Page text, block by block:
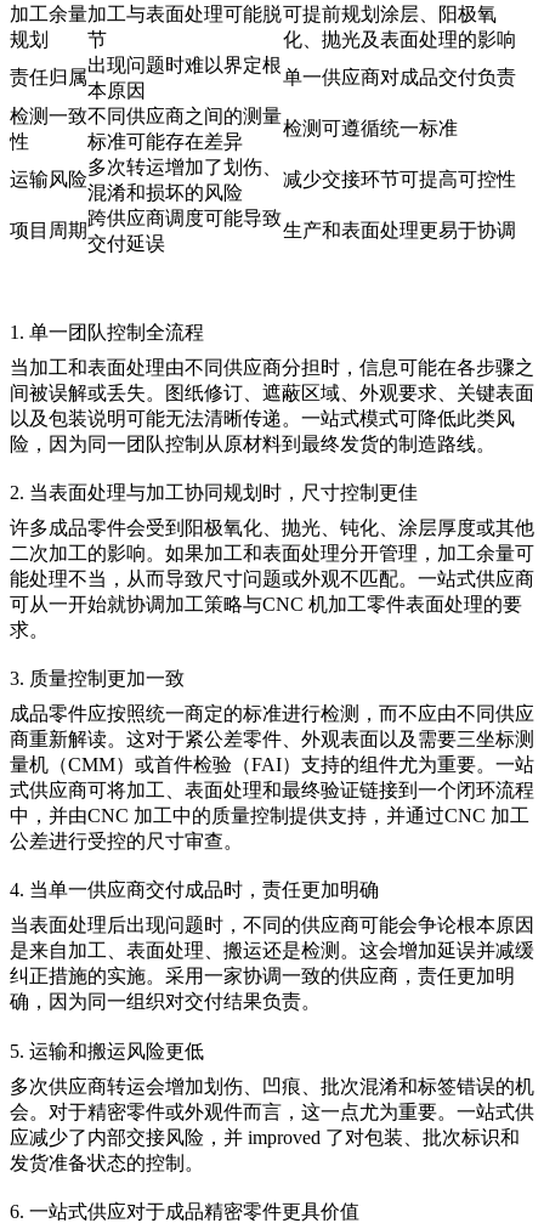
加工余量
规划
加工与表面处理可能脱
节
可提前规划涂层、阳极氧
化、抛光及表面处理的影响
责任归属
出现问题时难以界定根
本原因
单一供应商对成品交付负责
检测一致
性
不同供应商之间的测量
标准可能存在差异
检测可遵循统一标准
运输风险
多次转运增加了划伤、
混淆和损坏的风险
减少交接环节可提高可控性
项目周期
跨供应商调度可能导致
交付延误
生产和表面处理更易于协调
1. 单一团队控制全流程
当加工和表面处理由不同供应商分担时，信息可能在各步骤之
间被误解或丢失。图纸修订、遮蔽区域、外观要求、关键表面
以及包装说明可能无法清晰传递。一站式模式可降低此类风
险，因为同一团队控制从原材料到最终发货的制造路线。
2. 当表面处理与加工协同规划时，尺寸控制更佳
许多成品零件会受到阳极氧化、抛光、钝化、涂层厚度或其他
二次加工的影响。如果加工和表面处理分开管理，加工余量可
能处理不当，从而导致尺寸问题或外观不匹配。一站式供应商
可从一开始就协调加工策略与CNC 机加工零件表面处理的要
求。
3. 质量控制更加一致
成品零件应按照统一商定的标准进行检测，而不应由不同供应
商重新解读。这对于紧公差零件、外观表面以及需要三坐标测
量机（CMM）或首件检验（FAI）支持的组件尤为重要。一站
式供应商可将加工、表面处理和最终验证链接到一个闭环流程
中，并由CNC 加工中的质量控制 提供支持，并通过CNC 加工
公差进行受控的尺寸审查。
4. 当单一供应商交付成品时，责任更加明确
当表面处理后出现问题时，不同的供应商可能会争论根本原因
是来自加工、表面处理、搬运还是检测。这会增加延误并减缓
纠正措施的实施。采用一家协调一致的供应商，责任更加明
确，因为同一组织对交付结果负责。
5. 运输和搬运风险更低
多次供应商转运会增加划伤、凹痕、批次混淆和标签错误的机
会。对于精密零件或外观件而言，这一点尤为重要。一站式供
应减少了内部交接风险，并 improved 了对包装、批次标识和
发货准备状态的控制。
6. 一站式供应对于成品精密零件更具价值